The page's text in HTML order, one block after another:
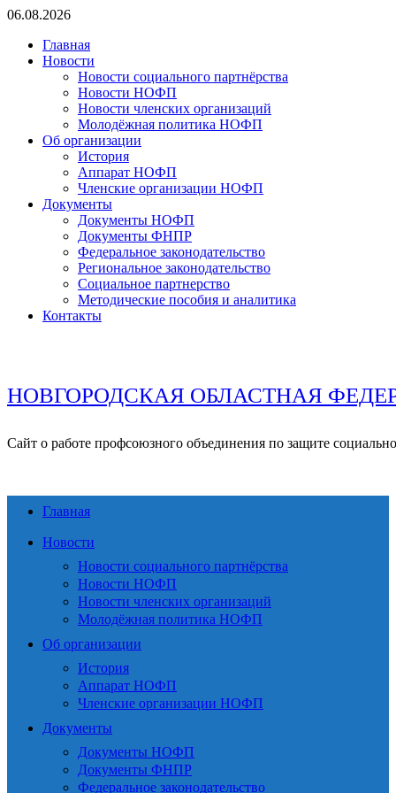
Перейти
содержимому
06.08.2026
Главная
Новости
Новости социального партнёрства
Новости НОФП
Новости членских организаций
Молодёжная политика НОФП
Об организации
История
Аппарат НОФП
Членские организации НОФП
Документы
Документы НОФП
Документы ФНПР
Федеральное законодательство
Региональное законодательство
Социальное партнерство
Методические пособия и аналитика
Контакты
НОВГОРОДСКАЯ ОБЛАСТНАЯ
Сайт о работе профсоюзного объединения по защите
Главная
Новости
Новости социального партнёрства
Новости НОФП
Новости членских организаций
Молодёжная политика НОФП
Об организации
История
Аппарат НОФП
Членские организации НОФП
Документы
Документы НОФП
Документы ФНПР
Федеральное законодательство